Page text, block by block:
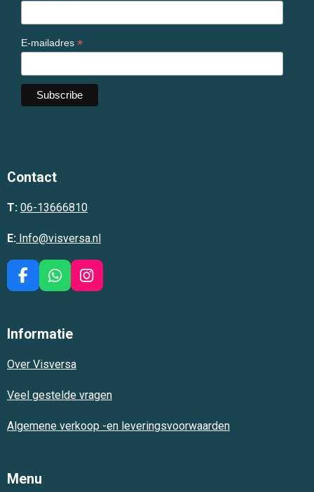
E-mailadres *
Contact
T: 06-13666810
E: Info@visversa.nl
F
a
b
o
W
h
s
p
I
n
m
Informatie
Over Visversa
Veel gestelde vragen
Algemene verkoop -en leveringsvoorwaarden
Menu